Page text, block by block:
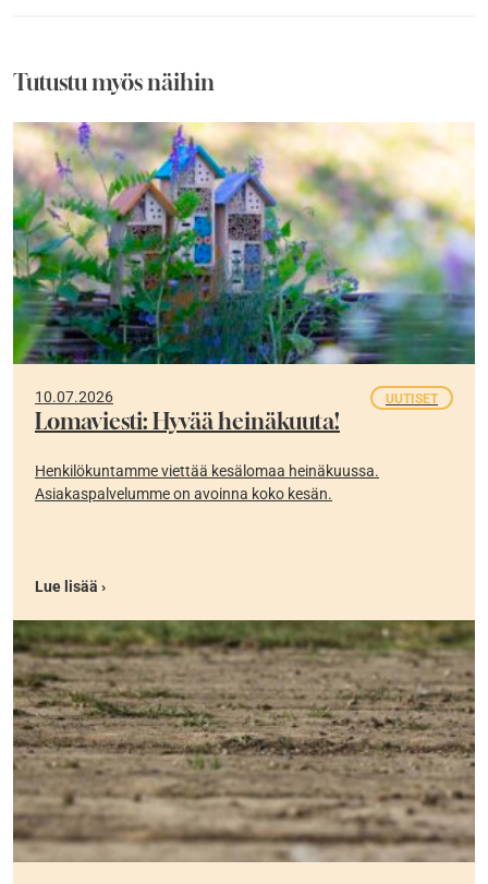
Tutustu myös näihin
10.07.2026 UUTISET
Lomaviesti: Hyvää heinäkuuta!
Henkilökuntamme viettää kesälomaa heinäkuussa.
Asiakaspalvelumme on avoinna koko kesän.
Lue lisää ›